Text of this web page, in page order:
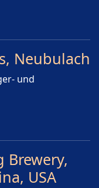
Neubulach
und
Brewery,
USA